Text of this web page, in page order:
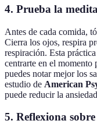
4. Prueba la
Antes de cada comida,
Cierra los ojos, respira
respiración. Esta
centrarte en el momento
puedes notar mejor los
estudio de American
puede reducir la
5. Reflexiona